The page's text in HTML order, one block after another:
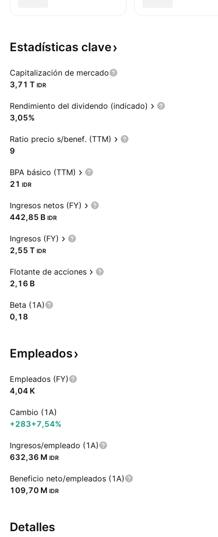
Estadísticas clave
Capitalización de mercado
‪3,71 T‬ IDR
Rendimiento del dividendo (indicado)
3,05%
Ratio precio s/benef. (TTM)
9
BPA básico (TTM)
21 IDR
Ingresos netos (FY)
‪442,85 B‬ IDR
Ingresos (FY)
‪2,55 T‬ IDR
Flotante de acciones
‪2,16 B‬
Beta (1A)
0,18
Empleados
Empleados (FY)
‪4,04 K‬
Cambio (1A)
+283+7,54%
Ingresos/empleado (1A)
‪632,36 M‬ IDR
Beneficio neto/empleados (1A)
‪109,70 M‬ IDR
Detalles